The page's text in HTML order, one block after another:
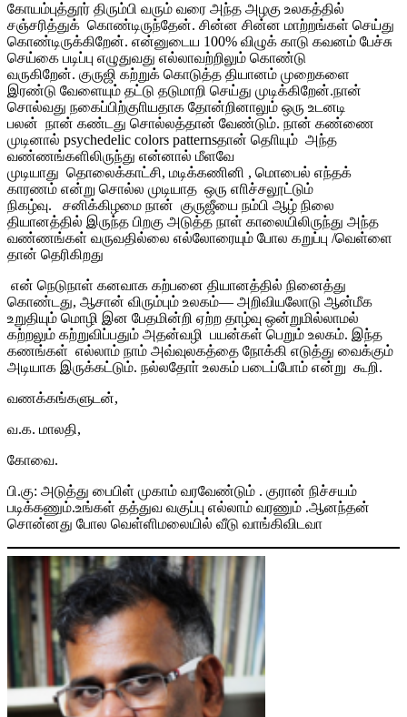
கோயம்புத்தூர் திரும்பி வரும் வரை அந்த அழகு உலகத்தில்
சஞ்சரித்துக் கொண்டிருந்தேன். சின்ன சின்ன மாற்றங்கள் செய்து
கொண்டிருக்கிறேன். என்னுடைய 100% விழுக் காடு கவனம் பேச்சு
செய்கை படிப்பு எழுதுவது எல்லாவற்றிலும் கொண்டு
வருகிறேன். குருஜி கற்றுக் கொடுத்த தியானம் முறைகளை
இரண்டு வேளையும் தட்டு தடுமாறி செய்து முடிக்கிறேன்.நான்
சொல்வது நகைப்பிற்குாியதாக தோன்றினாலும் ஒரு உடனடி
பலன் நான் கண்டது சொல்லத்தான் வேண்டும். நான் கண்ணை
முடினால் psychedelic colors patternsதான் தொியும் அந்த
வண்ணங்களிலிருந்து என்னால் மீளவே
முடியாது தொலைக்காட்சி, மடிக்கணினி , மொபைல் எந்தக்
காரணம் என்று சொல்ல முடியாத ஒரு எாிச்சலூட்டும்
நிகழ்வு. சனிக்கிழமை நான் குருஜீயை நம்பி ஆழ் நிலை
தியானத்தில் இருந்த பிறகு அடுத்த நாள் காலையிலிருந்து அந்த
வண்ணங்கள் வருவதில்லை எல்லோரையும் போல கறுப்பு /வெள்ளை
தான் தெரிகிறது
என் நெடுநாள் கனவாக கற்பனை தியானத்தில் நினைத்து
கொண்டது, ஆசான் விரும்பும் உலகம்— அறிவியலோடு ஆன்மீக
உறுதியும் மொழி இன பேதமின்றி ஏற்ற தாழ்வு ஒன்றுமில்லாமல்
கற்றலும் கற்றுவிப்பதும் அதன்வழி பயன்கள் பெறும் உலகம். இந்த
கணங்கள் எல்லாம் நாம் அவ்வுலகத்தை நோக்கி எடுத்து வைக்கும்
அடியாக இருக்கட்டும். நல்லதோா் உலகம் படைப்போம் என்று கூறி.
வணக்கங்களுடன்,
வ.க. மாலதி,
கோவை.
பி.கு: அடுத்து பைபிள் முகாம் வரவேண்டும் . குரான் நிச்சயம்
படிக்கணும்.உங்கள் தத்துவ வகுப்பு எல்லாம் வரணும் .ஆனந்தன்
சொன்னது போல வெள்ளிமலையில் வீடு வாங்கிவிடவா